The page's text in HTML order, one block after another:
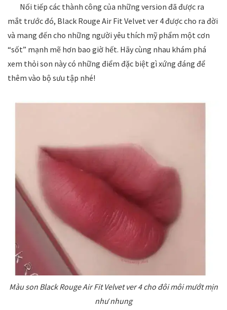
Nối tiếp các thành công của những version đã được ra
mắt trước đó, Black Rouge Air Fit Velvet ver 4 được cho ra đời
và mang đến cho những người yêu thích mỹ phẩm một cơn
“sốt” mạnh mẽ hơn bao giờ hết. Hãy cùng nhau khám phá
xem thỏi son này có những điểm đặc biệt gì xứng đáng để
thêm vào bộ sưu tập nhé!
Màu son Black Rouge Air Fit Velvet ver 4 cho đôi môi mướt mịn
như nhung